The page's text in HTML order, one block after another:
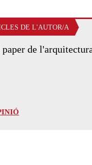
DE L'AUTOR/A
de